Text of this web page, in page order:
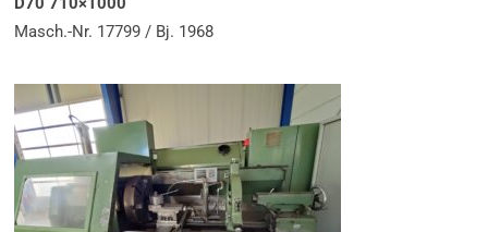
Masch.-Nr. 17799 / Bj. 1968